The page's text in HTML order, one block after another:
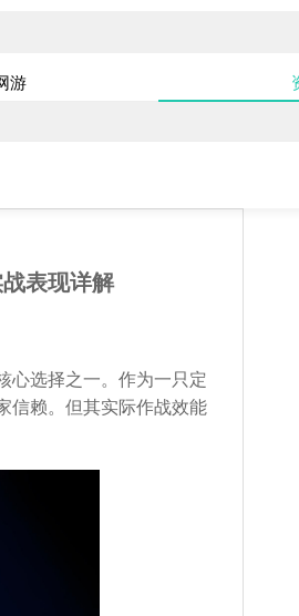
游
表现详解
心选择之一。作为一只定
信赖。但其实际作战效能